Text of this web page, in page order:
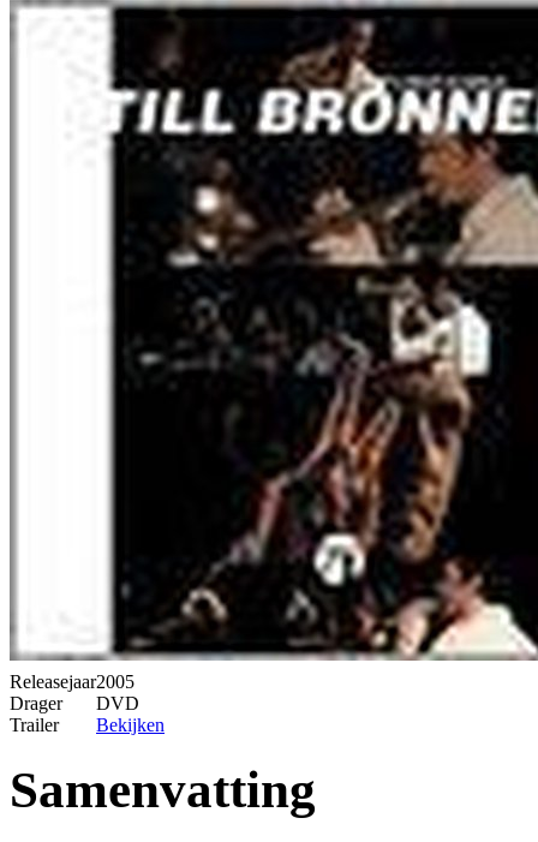
Releasejaar2005
Drager
DVD
Trailer
Bekijken
Samenvatting